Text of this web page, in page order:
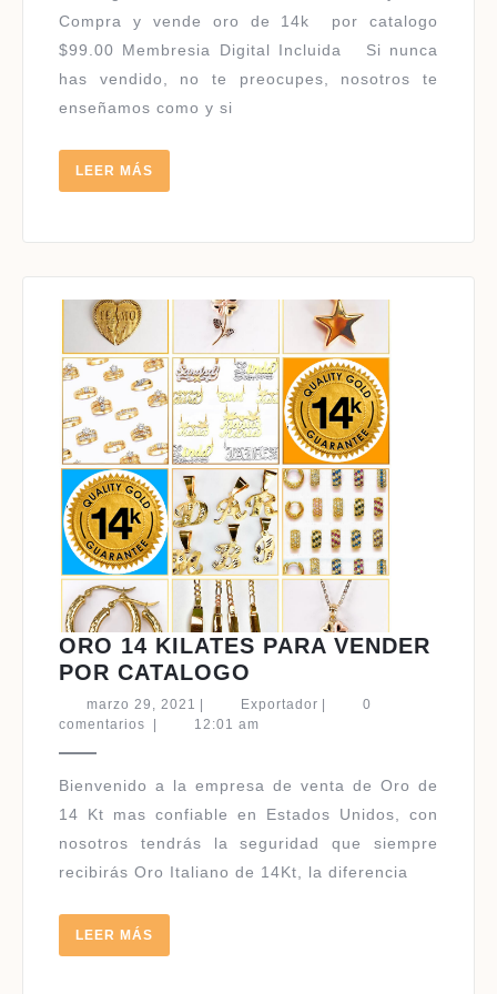
Compra y vende oro de 14k por catalogo
$99.00 Membresia Digital Incluida Si nunca
has vendido, no te preocupes, nosotros te
enseñamos como y si
LEER MÁS
MÁS
ORO 14 KILATES PARA VENDER
POR CATALOGO
14
KILATES
VENDER
POR
marzo 29, 2021 marzo
29,
ExportadorExportador
0
comentarios
12:01 am
Bienvenido a la empresa de venta de Oro de
14 Kt mas confiable en Estados Unidos, con
nosotros tendrás la seguridad que siempre
recibirás Oro Italiano de 14Kt, la diferencia
LEER MÁS
MÁS